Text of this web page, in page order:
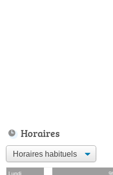
Horaires
Lundi